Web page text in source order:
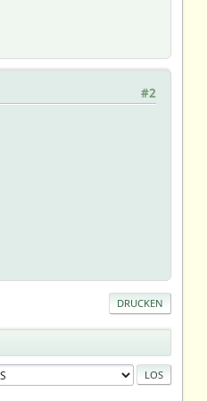
#2
DRUCKEN